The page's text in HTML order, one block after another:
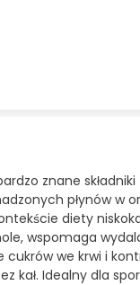
znane
płynów
diety
wspomaga
cukrów we krwi i
kał. Idealny dla